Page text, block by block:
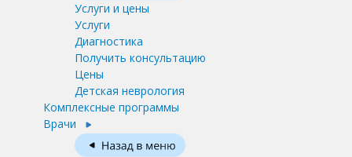
Услуги и цены
Услуги
Диагностика
Получить консультацию
Цены
Детская неврология
Комплексные программы
Врачи